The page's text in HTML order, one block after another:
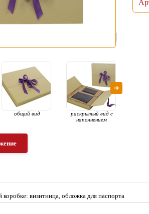
общий вид
раскрытый вид с
наполнением
визитница, обложка для паспорта